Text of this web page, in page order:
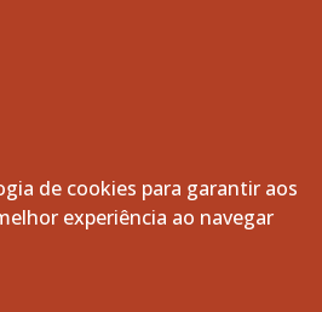
Frades. Todos os direitos
de cookies para garantir aos
experiência ao navegar